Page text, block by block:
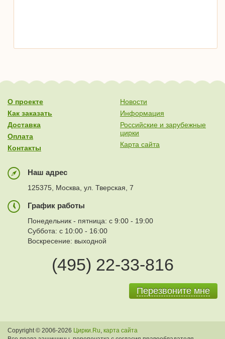
О проекте
Как заказать
Доставка
Оплата
Контакты
Новости
Информация
Российские и зарубежные
цирки
Карта сайта
Наш адрес
125375, Москва, ул. Тверская, 7
График работы
Понедельник - пятница: с 9:00 - 19:00
Суббота: с 10:00 - 16:00
Воскресение: выходной
(495) 22-33-816
Перезвоните мне
Copyright © 2006-2026 Цирки.Ru, карта сайта